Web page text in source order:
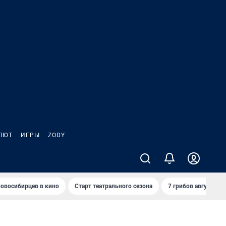
ИГРЫ ZODY
в кино Старт театрального сезона 7 грибов августа